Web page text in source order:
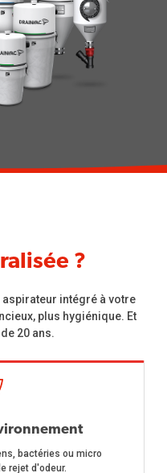
?
intégré à votre
plus hygiénique. Et
20 ans.
bactéries ou micro
rejet d'odeur.